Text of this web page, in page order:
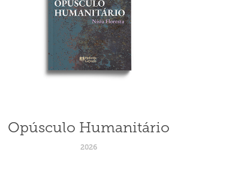
Opúsculo Humanitário
2026